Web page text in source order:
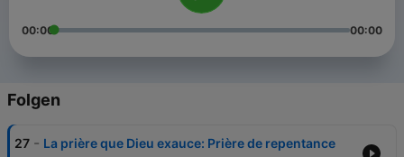
00:00 00:00
Folgen
27 - La prière que Dieu exauce: Prière de repentance